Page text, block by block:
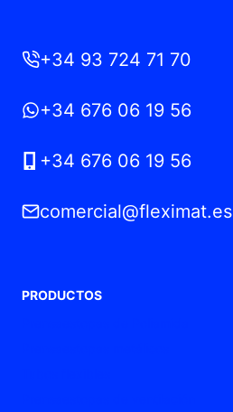
+34 93 724 71 70
+34 676 06 19 56
+34 676 06 19 56
comercial@fleximat.es
PRODUCTOS